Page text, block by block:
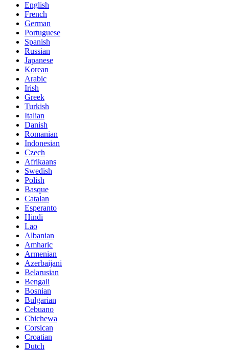
English
French
German
Portuguese
Spanish
Russian
Japanese
Korean
Arabic
Irish
Greek
Turkish
Italian
Danish
Romanian
Indonesian
Czech
Afrikaans
Swedish
Polish
Basque
Catalan
Esperanto
Hindi
Lao
Albanian
Amharic
Armenian
Azerbaijani
Belarusian
Bengali
Bosnian
Bulgarian
Cebuano
Chichewa
Corsican
Croatian
Dutch